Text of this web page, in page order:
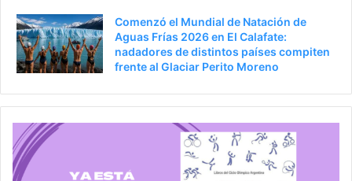
Comenzó el Mundial de Natación de
Aguas Frías 2026 en El Calafate:
nadadores de distintos países compiten
frente al Glaciar Perito Moreno